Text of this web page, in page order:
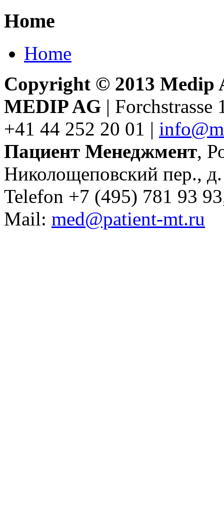
Home
Home
Copyright © 2013 Medip
MEDIP AG |
+41 44 252 20 01 |
Пациент Менеджмент,
Николощеповский пер.,
Telefon +7 (495) 781 93
Mail: med@patient-mt.ru